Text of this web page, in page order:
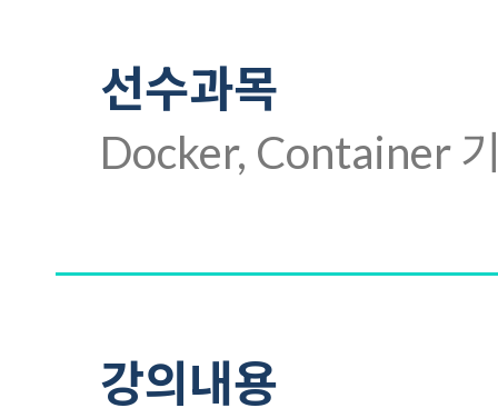
선수과목
Docker, Container
강의내용